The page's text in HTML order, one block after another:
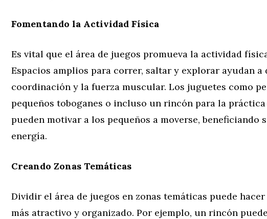
Fomentando la Actividad Física
Es vital que el área de juegos promueva la actividad
Espacios amplios para correr, saltar y explorar ayudan
coordinación y la fuerza muscular. Los juguetes como
pequeños toboganes o incluso un rincón para la
pueden motivar a los pequeños a moverse, beneficiando
energía.
Creando Zonas Temáticas
Dividir el área de juegos en zonas temáticas puede
más atractivo y organizado. Por ejemplo, un rincón